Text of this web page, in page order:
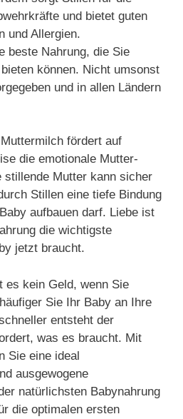
und bietet guten
und Allergien.
beste Nahrung, die Sie
können. Nicht umsonst
und in allen Ländern
fördert auf
die emotionale Mutter-
stillende Mutter kann sicher
Stillen eine tiefe Bindung
aufbauen darf. Liebe ist
die wichtigste
jetzt braucht.
es kein Geld, wenn Sie
Sie Ihr Baby an Ihre
entsteht der
was es braucht. Mit
Sie eine ideal
ausgewogene
natürlichsten Babynahrung
die optimalen ersten